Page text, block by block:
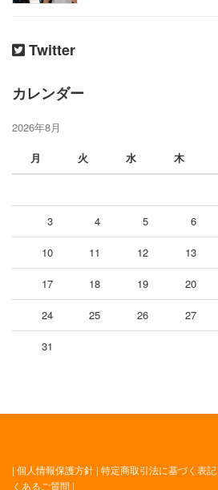
Twitter
カレンダー
2026年8月
月
火 水 木
3 4 5 6
10 11 12 13
17 18 19 20
24 25 26 27
31
| 個人情報保護方針 | 特定商取引法に基づく表記
くあるご質問 |